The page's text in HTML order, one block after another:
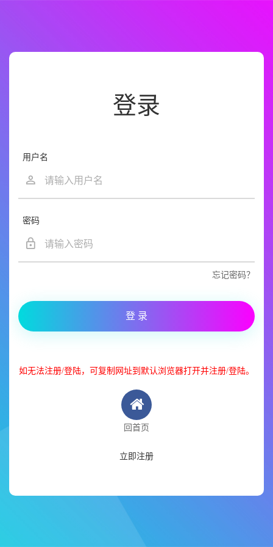
登录
用户名
密码
忘记密码？
登 录
如无法注册/登陆，可复制网址到默认浏览器打开并注册/登陆。
回首页
立即注册